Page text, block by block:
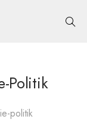
Politik
politik